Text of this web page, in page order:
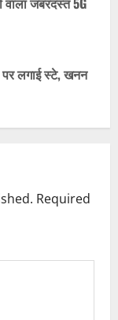
पर लगाई स्टे, खनन
Required